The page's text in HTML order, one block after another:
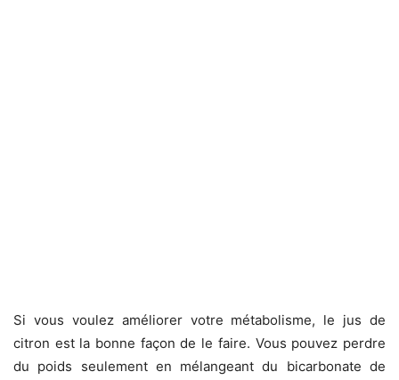
Si vous voulez améliorer votre métabolisme, le jus de
citron est la bonne façon de le faire. Vous pouvez perdre
du poids seulement en mélangeant du bicarbonate de